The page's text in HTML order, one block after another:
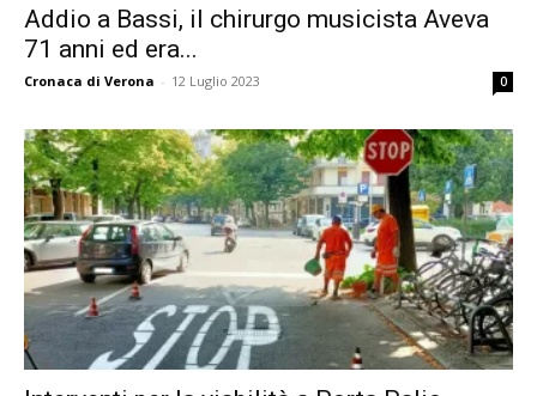
Addio a Bassi, il chirurgo musicista Aveva
71 anni ed era...
Cronaca di Verona - 12 Luglio 2023 0